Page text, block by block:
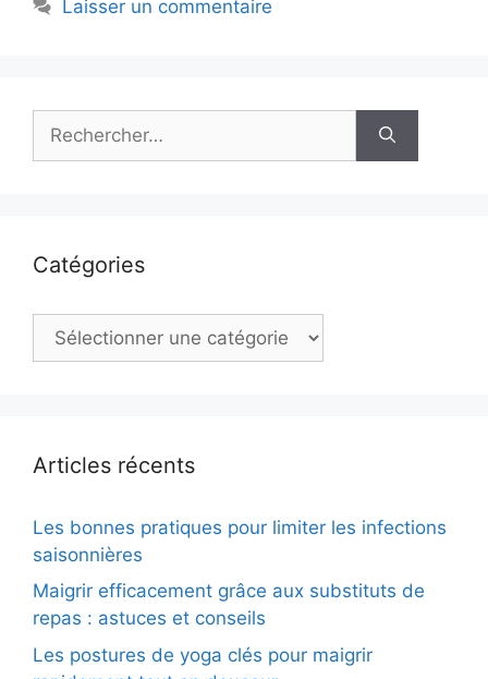
Laisser un commentaire
Catégories
Catégories
Articles récents
Les bonnes pratiques pour limiter les infections
saisonnières
Maigrir efficacement grâce aux substituts de
repas : astuces et conseils
Les postures de yoga clés pour maigrir